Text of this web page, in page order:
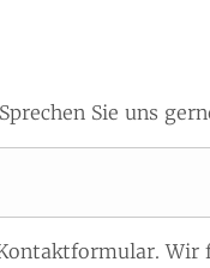
Sie uns
Wir